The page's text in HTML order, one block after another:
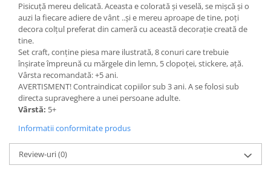
Pisicuță mereu delicată. Aceasta e colorată și veselă, se mișcă și o
auzi la fiecare adiere de vânt ..și e mereu aproape de tine, poți
decora colțul preferat din cameră cu această decorație creată de
tine.
Set craft, conține piesa mare ilustrată, 8 conuri care trebuie
înșirate împreună cu mărgele din lemn, 5 clopoței, stickere, ață.
Vârsta recomandată: +5 ani.
AVERTISMENT! Contraindicat copiilor sub 3 ani. A se folosi sub
directa supraveghere a unei persoane adulte.
Vârstă: 5+
Informatii conformitate produs
Review-uri(0)